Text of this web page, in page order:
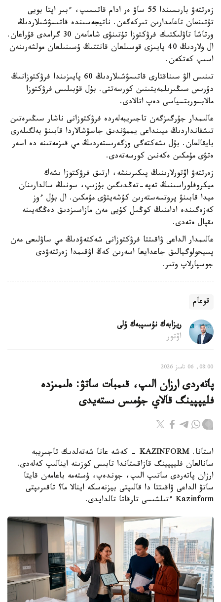
زەرتتەۋ بارىسىندا 55 ساۋ ەر ادام قاتىسىپ، ءبىر اپتا بويى
تۇتىنعان تاعامدارىن تىركەگەن. ناتيجەسىندە قاتىسۋشىلاردىڭ
ورتاشا تاۋلىكتىك فرۋكتوزا تۇتىنۋى شامامەن 30 گرامدى قۇراعان.
ال ولاردىڭ 40 پايىزى قوسىلعان قانتتىڭ ۇسىنىلعان مولشەرىنەن
اسىپ كەتكەن.
تىنىس الۋ سىناقتارى قاتىسۋشىلاردىڭ 60 پايىزىندا فرۋكتوزانىڭ
دۇرىس سىڭىرىلمەيتىنىن كورسەتتى. بۇل قۇبىلىس فرۋكتوزا
مالابسوربتسياسى دەپ اتالادى.
عالىمدار جۇرگىزگەن تاجىريبەلەردە فرۋكتوزانى ناشار سىڭىرەتىن
تىشقانداردىڭ ميىنداعى يممۋندىق جاسۋشالاردا قابىنۋ بەلگىلەرى
بايقالعان. بۇل ىشەكتەگى وزگەرىستەردىڭ مي قىزمەتىنە دە اسەر
ەتۋى مۇمكىن ەكەنىن كورسەتەدى.
زەرتتەۋ اۆتورلارىنىڭ پىكىرىنشە، ارتىق فرۋكتوزا ىشەك
ميكروفلوراسىنىڭ تەپە-تەڭدىگىن بۇزىپ، سونىڭ سالدارىنان
ميدا قابىنۋ پروتسەستەرىن كۇشەيتۋى مۇمكىن. ال بۇل ءوز
كەزەگىندە ادامنىڭ كوڭىل كۇيى مەن مازاسىزدىق دەڭگەيىنە
ىقپال ەتەدى.
عالىمدار الداعى ۋاقىتتا فرۋكتوزانى شەكتەۋدىڭ مي ساۋلىعى مەن
پسيحولوگيالىق جاعدايعا اسەرىن كەڭ اۋقىمدا زەرتتەۋدى
جوسپارلاپ وتىر.
قوعام
ريزابەك نۇسىپبەك ۇلى
اۆتور
08:00, 06 تامىز 2026
پاتەردى ارزان الىپ، قىمبات ساتۋ: ەلىمىزدە
فليپپينگ قالاي جۇمىس ىستەيدى
استانا. KAZINFORM - كەشە عانا شەتەلدىك تاجىريبە
سانالعان فليپپينگ قازاقستاندا تابىس كوزىنە اينالىپ كەلەدى.
ارزان پاتەردى ساتىپ الىپ، جوندەپ، ۇستەمە باعامەن قايتا
ساتۋ الداعى ۋاقىتتا دا قالىپتى بيزنەسكە اينالا ما؟ تاقىرىپتى
Kazinform ءتىلشىسى تارقاتا تالدايدى.